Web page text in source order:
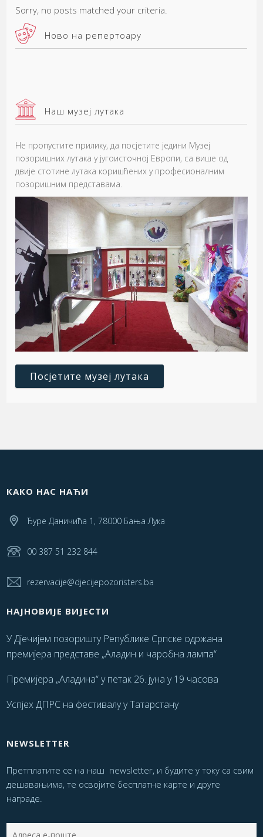
Sorry, no posts matched your criteria.
Ново на репертоару
Наш музеј лутака
Не пропустите прилику, да посјетите једини Музеј
позоришних лутака у југоисточној Европи, са више од
двије стотине лутака коришћених у професионалним
позоришним представама.
Посјетите музеј лутака
КАКО НАС НАЋИ
Ђуре Даничића 1, 78000 Бања Лука
00 387 51 232 844
rezervacije@djecijepozoristers.ba
НАЈНОВИЈЕ ВИЈЕСТИ
У Дјечијем позоришту Републике Српске одржана
премијера представе „Аладин и чаробна лампа“
Премијера „Аладина“ у петак 26. јуна у 19 часова
Успјех ДПРС на фестивалу у Татарстану
NEWSLETTER
Претплатите се на наш newsletter, и будите у току са свим
дешавањима, те освојите бесплатне карте и друге
награде.